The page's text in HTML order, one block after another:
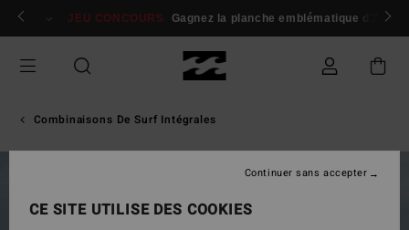
Passer
Se connecter / s'inscrire
JEU CONCOURS Gagnez la planche emblématique d'Andy
Combinaisons De Surf Intégrales
CE SITE UTILISE DES COOKIES
Continuer sans accepter